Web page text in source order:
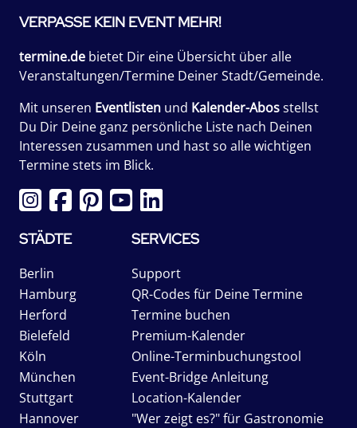
VERPASSE KEIN EVENT MEHR!
termine.de bietet Dir eine Übersicht über alle
Veranstaltungen/Termine Deiner Stadt/Gemeinde.
Mit unseren Eventlisten und Kalender-Abosstellst
Du Dir Deine ganz persönliche Liste nach Deinen
Interessen zusammen und hast so alle wichtigen
Termine stets im Blick.
STÄDTE
Berlin
Hamburg
Herford
Bielefeld
Köln
München
Stuttgart
Hannover
SERVICES
Support
QR-Codes für Deine Termine
Termine buchen
Premium-Kalender
Online-Terminbuchungstool
Event-Bridge Anleitung
Location-Kalender
"Wer zeigt es?" für Gastronomie